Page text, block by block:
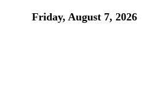
Friday, August 7, 2026